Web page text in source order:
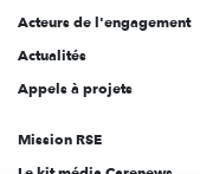
Acteurs de l'engagement
Actualités
Appels à projets
Mission RSE